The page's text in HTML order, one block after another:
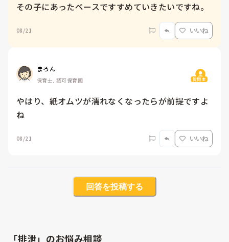
その子にあったペースですすめていきたいですね。
08/21 いいね
まろん
保育士, 認可保育園 質問主
やはり、紙オムツが濡れなくなったらが前提ですよ
ね
08/21 いいね
回答を投稿する
「排泄」のお悩み相談